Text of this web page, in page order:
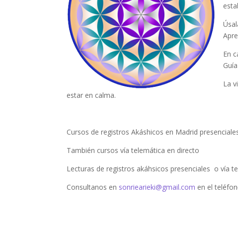
En
La
estar en calma.
Cursos de registros Akáshicos en Madrid
También cursos vía telemática en directo
Lecturas de registros akáhsicos presenciales o vía
Consultanos en sonriearieki@gmail.com en el